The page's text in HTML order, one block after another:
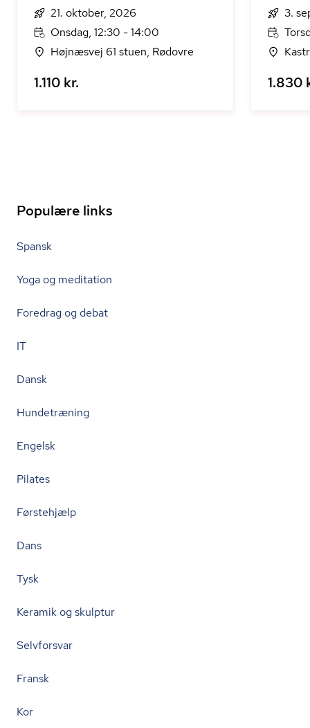
21. oktober, 2026
Onsdag, 12:30 - 14:00
Højnæsvej 61 stuen, Rødovre
1.110 kr.
3.
1.830
Populære links
Spansk
Yoga og meditation
Foredrag og debat
IT
Dansk
Hundetræning
Engelsk
Pilates
Førstehjælp
Dans
Tysk
Keramik og skulptur
Selvforsvar
Fransk
Kor